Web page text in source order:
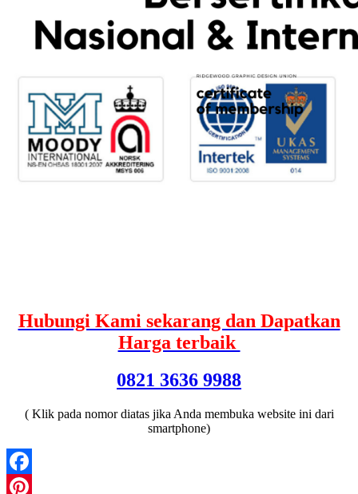
Hubungi Kami sekarang dan Dapatkan
Harga terbaik
0821 3636 9988
( Klik pada nomor diatas jika Anda membuka website ini dari
smartphone)
Facebook